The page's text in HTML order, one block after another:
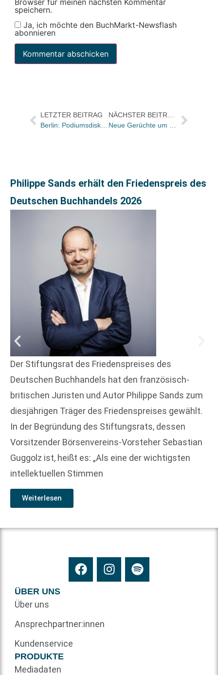
Browser für meinen nächsten Kommentar
speichern.
Ja, ich möchte den BuchMarkt-Newsflash
abonnieren
LETZTER BEITRAG
Berlin: Podiumsdiskussion über die Mechanismen der Buchproduktion mit Inge Feltrinelli, Susanne Schüssler, Anne Leube und Marco Vigevani
NÄCHSTER BEITRAG
Neue Gerüchte um Standortwechsel und um Buchmesse-Standort
Philippe Sands erhält den Friedenspreis des
Deutschen Buchhandels 2026
Der Stiftungsrat des Friedenspreises des
Deutschen Buchhandels hat den französisch-
britischen Juristen und Autor Philippe Sands zum
diesjährigen Träger des Friedenspreises gewählt.
In der Begründung des Stiftungsrats, dessen
Vorsitzender Börsenvereins-Vorsteher Sebastian
Guggolz ist, heißt es: „Als eine der wichtigsten
intellektuellen Stimmen
Weiterlesen
ÜBER UNS
Über uns
Ansprechpartner:innen
Kundenservice
PRODUKTE
Mediadaten